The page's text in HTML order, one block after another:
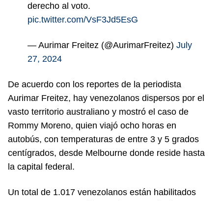
derecho al voto.
pic.twitter.com/VsF3Jd5EsG
— Aurimar Freitez (@AurimarFreitez) July
27, 2024
De acuerdo con los reportes de la periodista
Aurimar Freitez, hay venezolanos dispersos por el
vasto territorio australiano y mostró el caso de
Rommy Moreno, quien viajó ocho horas en
autobús, con temperaturas de entre 3 y 5 grados
centígrados, desde Melbourne donde reside hasta
la capital federal.
Un total de 1.017 venezolanos están habilitados